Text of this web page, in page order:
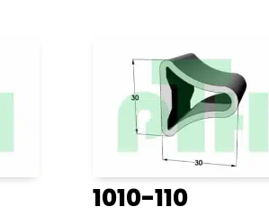
1010-110